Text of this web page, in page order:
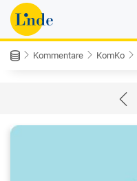
Kommentare KomKo